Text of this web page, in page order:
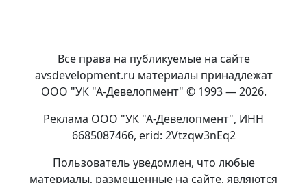
Все права на публикуемые на сайте
avsdevelopment.ru материалы принадлежат
ООО "УК "А-Девелопмент" © 1993 — 2026.
Реклама ООО "УК "А-Девелопмент", ИНН
6685087466, erid: 2Vtzqw3nEq2
Пользователь уведомлен, что любые
материалы, размещенные на сайте, являются